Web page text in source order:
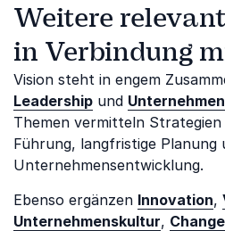
Weitere
in Verbindung
Vision steht in engem
Leadership und
Themen vermitteln
Führung, langfristige Planung
Unternehmensentwicklung.
Ebenso ergänzen Innovation,
Unternehmenskultur,